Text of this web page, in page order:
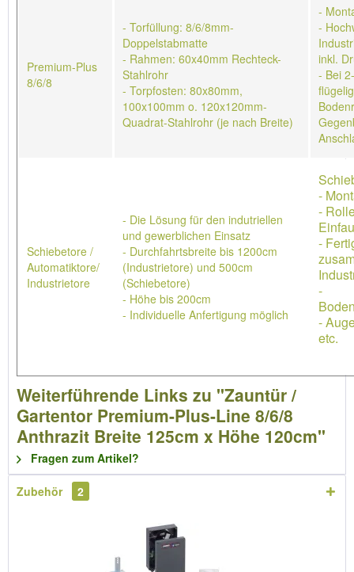
Premium-Plus
8/6/8
- Torfüllung: 8/6/8mm-
Doppelstabmatte
- Rahmen: 60x40mm Rechteck-
Stahlrohr
- Torpfosten: 80x80mm,
100x100mm o. 120x120mm-
Quadrat-Stahlrohr (je nach Breite)
-
-
inkl.
- Bei
Schiebetore /
Automatiktore/
Industrietore
- Die Lösung für den indutriellen
und gewerblichen Einsatz
- Durchfahrtsbreite bis 1200cm
(Industrietore) und 500cm
(Schiebetore)
- Höhe bis 200cm
- Individuelle Anfertigung möglich
-
-
-
-
-
etc.
Weiterführende Links zu "Zauntür /
Gartentor Premium-Plus-Line 8/6/8
Anthrazit Breite 125cm x Höhe 120cm"
Fragen zum Artikel?
Zubehör 2